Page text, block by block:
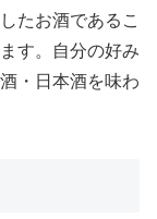
たお酒であるこ
す。自分の好み
・日本酒を味わ